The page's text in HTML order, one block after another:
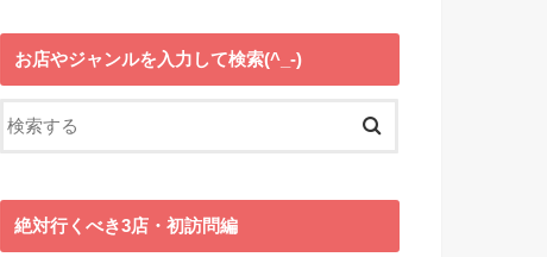
お店やジャンルを入力して検索(^_-)
絶対行くべき3店・初訪問編